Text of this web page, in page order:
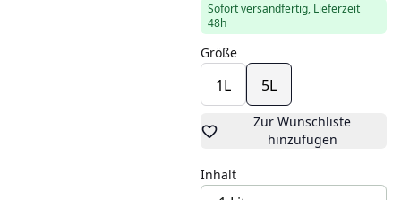
Sofort versandfertig, Lieferzeit
48h
Größe
1L 5L
Zur Wunschliste
hinzufügen
Inhalt